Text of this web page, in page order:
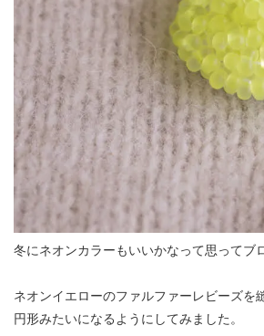
冬にネオンカラーもいいかなって思ってブ
ネオンイエローのファルファーレビーズを
円形みたいになるようにしてみました。